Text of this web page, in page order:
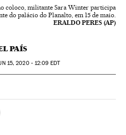
coloco, militante Sara Winter participa
do palácio do Planalto, em 15 de maio.
ERALDO PERES (AP)
PAÍS
15, 2020 - 12:09 EDT
Sociales